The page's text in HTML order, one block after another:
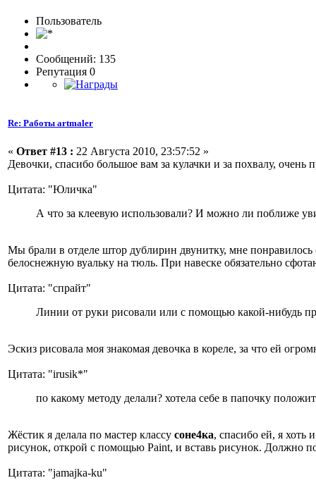
Пользовaтeль
Сообщений: 135
Репутация 0
Re: Работы artmaler
« Ответ #13 : 22 Августа 2010, 23:57:52 »
Девочки, спасибо большое вам за кулачки и за похвалу, очень
Цитата: "Юличка"
А что за клеевую использовали? И можно ли поближе
Мы брали в отделе штор дублирин двунитку, мне понравилось
белоснежную вуальку на тюль. При навеске обязательно
Цитата: "спрайт"
Линии от руки рисовали или с помощью какой-нибудь
Эскиз рисовала моя знакомая девочка в кореле, за что ей
Цитата: "irusik*"
по какому методу делали? хотела себе в папочку
Жёстик я делала по мастер классу соне4ка, спасибо ей, я хоть
рисунок, открой с помощью Paint, и вставь рисунок. Должно
Цитата: "jamajka-ku"